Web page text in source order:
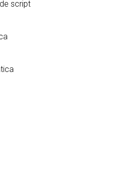
script